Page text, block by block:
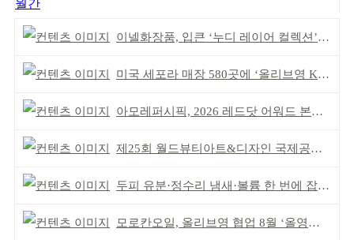
월간
이넬화장품, 입큰 ‘누디 레이어 컬렉션’ 출시
미국 세포라 매장 580곳에 ‘올리브영 K뷰티에딧’ 론칭
아모레퍼시픽, 2026 레드닷 어워드 본상 2개 수상
제25회 월드뷰티아트&디자인 국제공모전 시상식 성황
두피 유분·정수리 냄새·볼륨 한 번에 잡는다
모로칸오일, 올리브영 협업 8월 ‘올영픽’ 선정